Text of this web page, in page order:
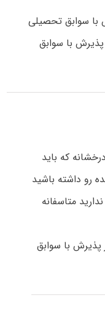
با سوابق تحصیلی
با سوابق
که باید
رو داشته باشید
متاسفانه
با سوابق